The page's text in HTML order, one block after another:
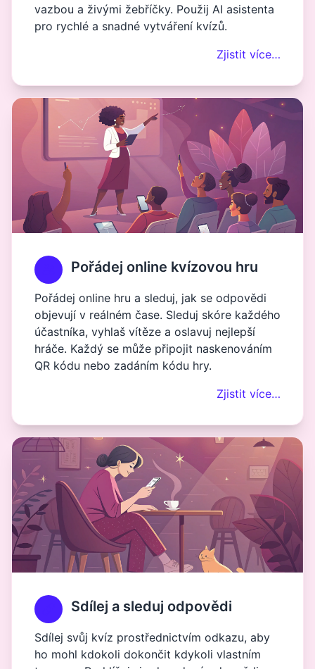
vazbou a živými žebříčky. Použij AI asistenta
pro rychlé a snadné vytváření kvízů.
Zjistit více…
Pořádej online kvízovou hru
Pořádej online hru a sleduj, jak se odpovědi
objevují v reálném čase. Sleduj skóre každého
účastníka, vyhlaš vítěze a oslavuj nejlepší
hráče. Každý se může připojit naskenováním
QR kódu nebo zadáním kódu hry.
Zjistit více…
Sdílej a sleduj odpovědi
Sdílej svůj kvíz prostřednictvím odkazu, aby
ho mohl kdokoli dokončit kdykoli vlastním